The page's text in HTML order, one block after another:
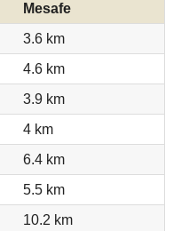
Mesafe
3.6 km
4.6 km
3.9 km
4 km
6.4 km
5.5 km
10.2 km